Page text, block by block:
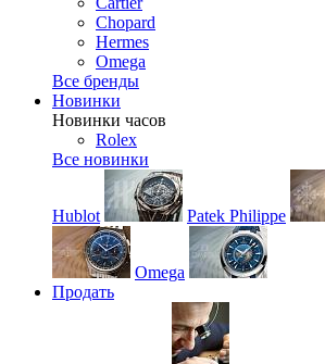
Chopard
Hermes
Omega
Все бренды
Новинки
Новинки часов
Rolex
Все новинки
Hublot Patek Philippe
Omega
Продать